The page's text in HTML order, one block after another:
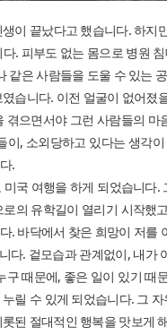
이 끝났다고 했습니다. 하지
. 피부도 없는 몸으로 병원 침
같은 사람들을 도울 수 있는
습니다. 이전 얼굴이 없어졌
겪으면서야 그런 사람들의
이, 소외당하고 있다는 생각
.
국 여행을 하게 되었습니다
의 유학길이 열리기 시작했
. 바닥에서 찾은 희망이 저를
다. 겉모습과 관계없이, 내가
때문에, 좋은 일이 있기 때
릴 수 있게 되었습니다. 그
된 절대적인 행복을 맛보게